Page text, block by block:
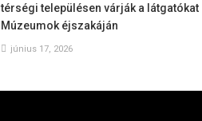
térségi településen várják a látgatókat
Múzeumok éjszakáján
június 17, 2026